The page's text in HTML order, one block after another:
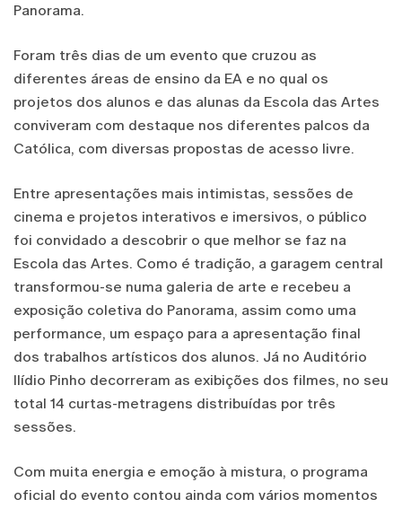
Panorama.
Foram três dias de um evento que cruzou as
diferentes áreas de ensino da EA e no qual os
projetos dos alunos e das alunas da Escola das Artes
conviveram com destaque nos diferentes palcos da
Católica, com diversas propostas de acesso livre.
Entre apresentações mais intimistas, sessões de
cinema e projetos interativos e imersivos, o público
foi convidado a descobrir o que melhor se faz na
Escola das Artes. Como é tradição, a garagem central
transformou-se numa galeria de arte e recebeu a
exposição coletiva do Panorama, assim como uma
performance, um espaço para a apresentação final
dos trabalhos artísticos dos alunos. Já no Auditório
Ilídio Pinho decorreram as exibições dos filmes, no seu
total 14 curtas-metragens distribuídas por três
sessões.
Com muita energia e emoção à mistura, o programa
oficial do evento contou ainda com vários momentos